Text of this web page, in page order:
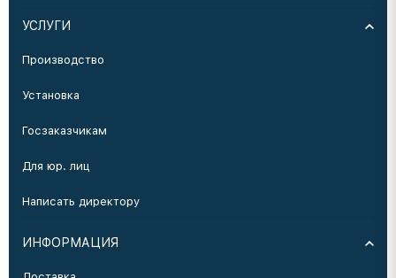
УСЛУГИ
Производство
Установка
Госзаказчикам
Для юр. лиц
Написать директору
ИНФОРМАЦИЯ